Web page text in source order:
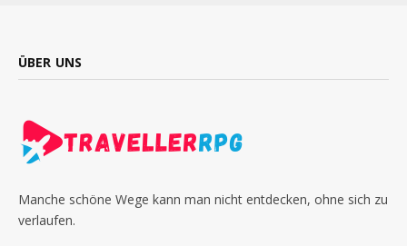
ÜBER UNS
Manche schöne Wege kann man nicht entdecken, ohne sich zu
verlaufen.